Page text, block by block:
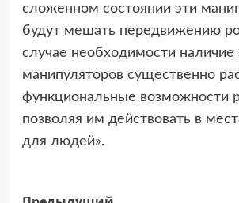
сложенном состоянии эти
будут мешать передвижению
случае необходимости наличие
манипуляторов существенно
функциональные возможности
позволяя им действовать в
для людей».